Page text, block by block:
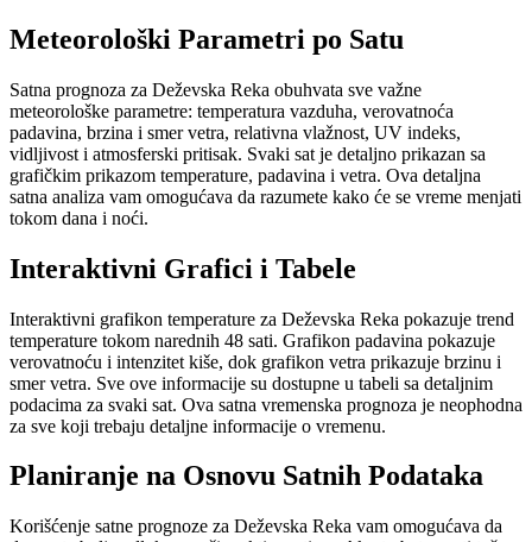
Meteorološki Parametri po Satu
Satna prognoza za Deževska Reka obuhvata sve važne
meteorološke parametre: temperatura vazduha, verovatnoća
padavina, brzina i smer vetra, relativna vlažnost, UV indeks,
vidljivost i atmosferski pritisak. Svaki sat je detaljno prikazan sa
grafičkim prikazom temperature, padavina i vetra. Ova detaljna
satna analiza vam omogućava da razumete kako će se vreme menjati
tokom dana i noći.
Interaktivni Grafici i Tabele
Interaktivni grafikon temperature za Deževska Reka pokazuje trend
temperature tokom narednih 48 sati. Grafikon padavina pokazuje
verovatnoću i intenzitet kiše, dok grafikon vetra prikazuje brzinu i
smer vetra. Sve ove informacije su dostupne u tabeli sa detaljnim
podacima za svaki sat. Ova satna vremenska prognoza je neophodna
za sve koji trebaju detaljne informacije o vremenu.
Planiranje na Osnovu Satnih Podataka
Korišćenje satne prognoze za Deževska Reka vam omogućava da